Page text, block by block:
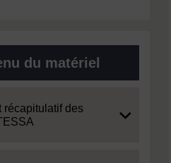
du matériel
récapitulatif des